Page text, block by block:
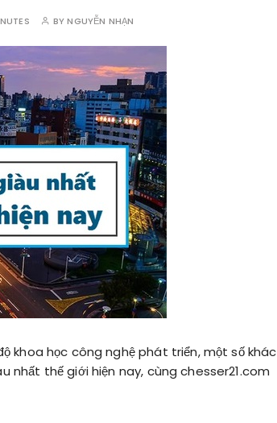
BYNGUYỄN NHẠN
khoa học công nghệ phát triển, một số khác
nhất thế giới hiện nay, cùng chesser21.com